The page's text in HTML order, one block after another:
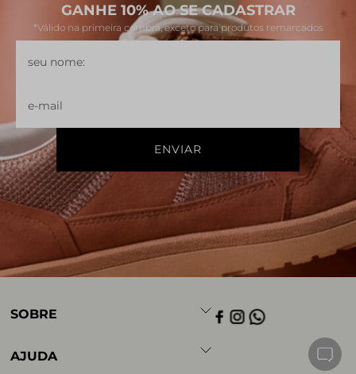
GANHE 10% AO SE CADASTRAR
*Válido na primeira compra, exceto para produtos remarcados
SOBRE
AJUDA